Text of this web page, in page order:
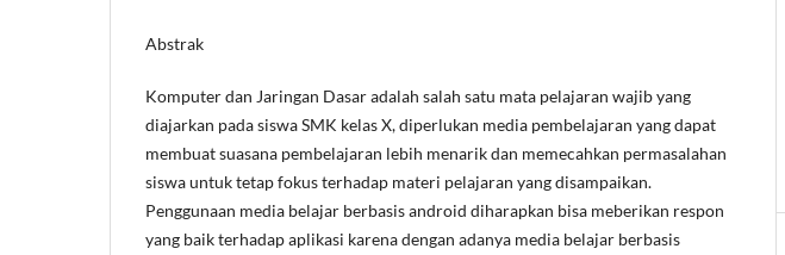
Abstrak
Komputer dan Jaringan Dasar adalah salah satu mata pelajaran wajib yang
diajarkan pada siswa SMK kelas X, diperlukan media pembelajaran yang dapat
membuat suasana pembelajaran lebih menarik dan memecahkan permasalahan
siswa untuk tetap fokus terhadap materi pelajaran yang disampaikan.
Penggunaan media belajar berbasis android diharapkan bisa meberikan respon
yang baik terhadap aplikasi karena dengan adanya media belajar berbasis